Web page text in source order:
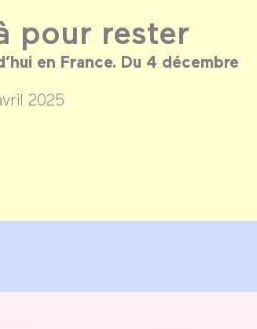
pour rester
en France. Du 4 décembre
2025